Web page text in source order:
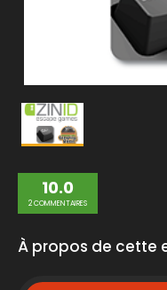
10.0
2 COMMENTAIRES
À propos de cette